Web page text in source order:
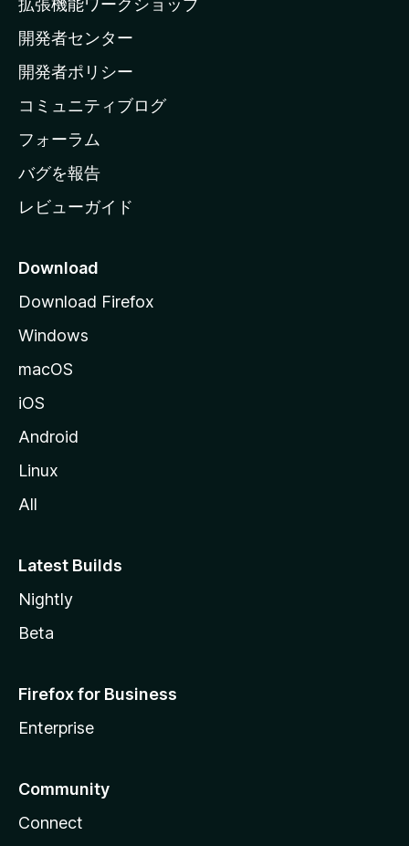
ホ
ー
ム
ー
ジ
へ
拡張機能ワークショップ
開発者センター
開発者ポリシー
コミュニティブログ
フォーラム
バグを報告
レビューガイド
Download
Download Firefox
Windows
macOS
iOS
Android
Linux
All
Latest Builds
Nightly
Beta
Firefox for Business
Enterprise
Community
Connect